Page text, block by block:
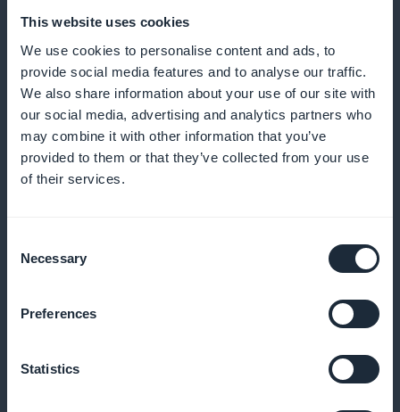
This website uses cookies
We use cookies to personalise content and ads, to
provide social media features and to analyse our traffic.
We also share information about your use of our site with
our social media, advertising and analytics partners who
may combine it with other information that you’ve
provided to them or that they’ve collected from your use
of their services.
Selection
Necessary
Preferences
Statistics
Uusimpia kaupunkitrendejä koskevat
näkemykset
tarjoaa analyysejä kaupunkikulttuurin ja
Lisää rekisteröitymistä silmäänpistävillä widgetillä,